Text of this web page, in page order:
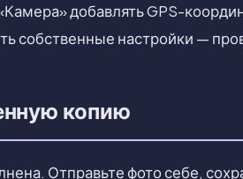
добавлять GPS-
собственные настройки —
копию
Отправьте фото себе,